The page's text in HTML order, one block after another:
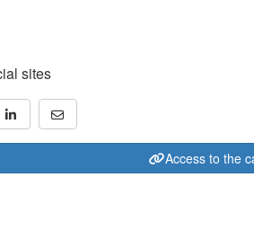
sites
Access to the